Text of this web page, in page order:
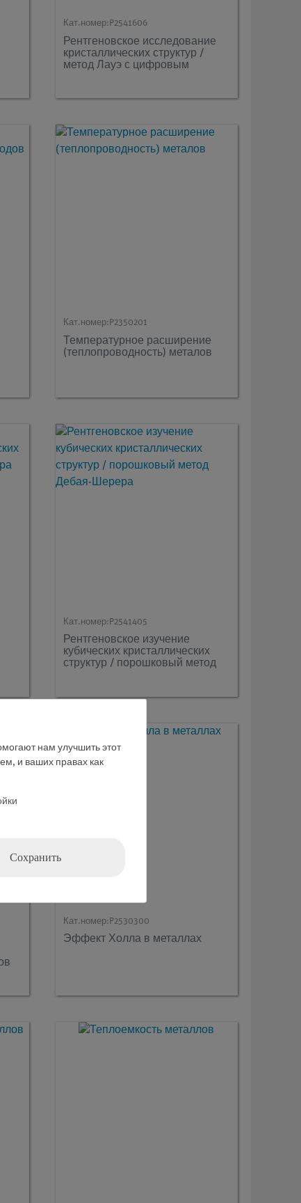
Кат.номер: P2541606
Рентгеновское исследование
кристаллических структур /
метод Лауэ с цифровым
Кат.номер: P2350201
Температурное расширение
(теплопроводность) металов
Кат.номер: P2541405
Рентгеновское изучение
кубических кристаллических
структур / порошковый метод
Кат.номер: P2530300
Эффект Холла в металлах
нам улучшить этот
и ваших правах как
Сохранить